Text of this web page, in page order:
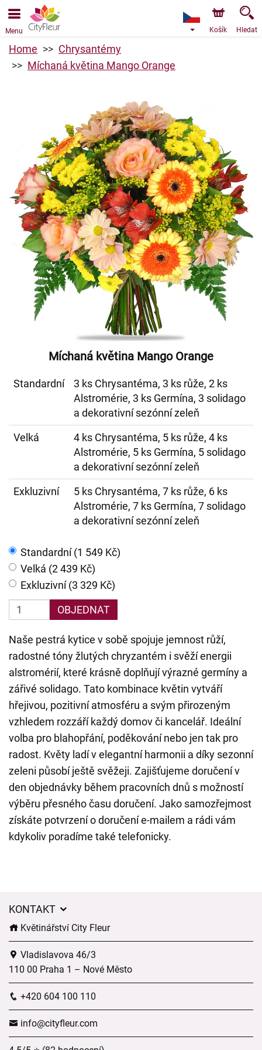
Objednávky přes e-shop přijímáme. Nejbližší možné
doručení je od 9.8.2026 z důvodu dovolené.
Menu Košík Hledat
Home
Chrysantémy
Míchaná květina Mango Orange
Míchaná květina Mango Orange
Standardní
3 ks Chrysantéma, 3 ks růže, 2 ks
Alstromérie, 3 ks Germína, 3 solidago
a dekorativní sezónní zeleň
Velká
4 ks Chrysantéma, 5 ks růže, 4 ks
Alstromérie, 5 ks Germína, 5 solidago
a dekorativní sezónní zeleň
Exkluzivní
5 ks Chrysantéma, 7 ks růže, 6 ks
Alstromérie, 7 ks Germína, 7 solidago
a dekorativní sezónní zeleň
Standardní (1 549 Kč)
Velká (2 439 Kč)
Exkluzivní (3 329 Kč)
OBJEDNAT
Naše pestrá kytice v sobě spojuje jemnost růží,
radostné tóny žlutých chryzantém i svěží energii
alstromérií, které krásně doplňují výrazné germíny a
zářivé solidago. Tato kombinace květin vytváří
hřejivou, pozitivní atmosféru a svým přirozeným
vzhledem rozzáří každý domov či kancelář. Ideální
volba pro blahopřání, poděkování nebo jen tak pro
radost. Květy ladí v elegantní harmonii a díky sezonní
zeleni působí ještě svěžeji. Zajišťujeme doručení v
den objednávky během pracovních dnů s možností
výběru přesného času doručení. Jako samozřejmost
získáte potvrzení o doručení e-mailem a rádi vám
kdykoliv poradíme také telefonicky.
KONTAKT
Květinářství City Fleur
Vladislavova 46/3
110 00 Praha 1 – Nové Město
+420 604 100 110
info@cityfleur.com